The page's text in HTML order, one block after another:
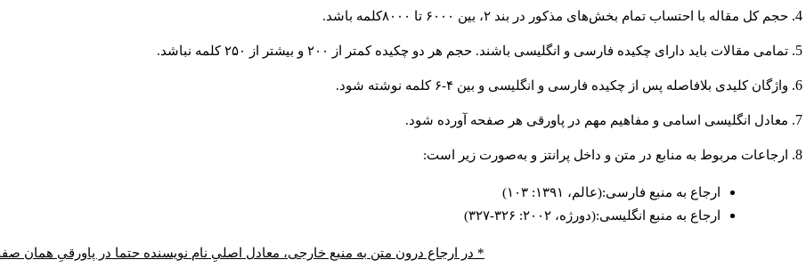
حجم کل مقاله با احتساب تمام بخش‌های مذکور در بند ۲، بین ۶۰۰۰ تا ۸۰۰۰کلمه باشد.
تمامی مقالات باید دارای چکیده فارسی و انگلیسی باشند. حجم هر دو چکیده کمتر از ۲۰۰ و بیشتر از ۲۵۰ کلمه نباشد.
واژگان کلیدی بلافاصله پس از چکیده فارسی و انگلیسی و بین ۴-۶ کلمه نوشته شود.
معادل انگلیسی اسامی و مفاهیم مهم در پاورقی هر صفحه آورده شود.
ارجاعات مربوط به منابع در متن و داخل پرانتز و به‌صورت زیر است:
ارجاع به منبع فارسی:(عالم، ۱۳۹۱: ۱۰۳)
ارجاع به منبع انگلیسی:(دورژه، ۲۰۰۲: ۳۲۶-۳۲۷)
* در ارجاع درون متن به منبع خارجی، معادل اصلیِ نام نویسنده حتما در پاورقیِ همان